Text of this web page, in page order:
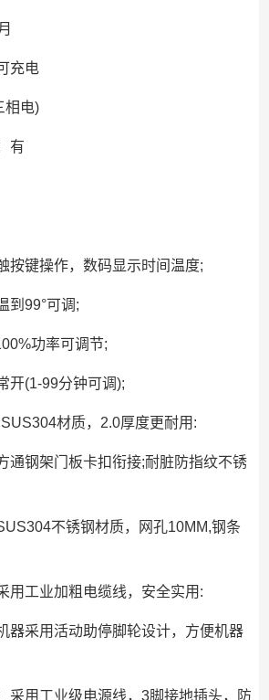
充电
相电)
有
按键操作，数码显示时间温度;
到99°可调;
功率可调节;
开(1-99分钟可调);
材质，2.0厚度更耐用:
通钢架门板卡扣衔接;耐脏防指纹不锈
不锈钢材质，网孔10MM,钢条
用工业加粗电缆线，安全实用:
器采用活动助停脚轮设计，方便机器
采用工业级电源线，3脚接地插头，防